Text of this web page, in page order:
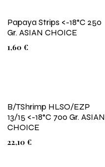
Papaya Strips <-18°C 250
Gr. ASIAN CHOICE
1,60 €
B/TShrimp HLSO/EZP
13/15 <-18°C 700 Gr. ASIAN
CHOICE
22,10 €